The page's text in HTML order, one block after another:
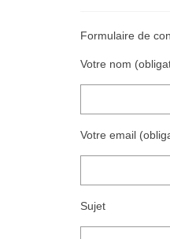
Formulaire de
Votre nom
Votre email
Sujet